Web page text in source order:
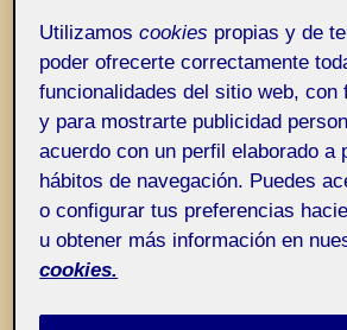
Utilizamoscookies propias y de
poder ofrecerte correctamente
funcionalidades del sitio web, con
y para mostrarte publicidad
acuerdo con un perfil elaborado a
hábitos de navegación. Puedes
o configurar tus preferencias
u obtener más información en
cookies.